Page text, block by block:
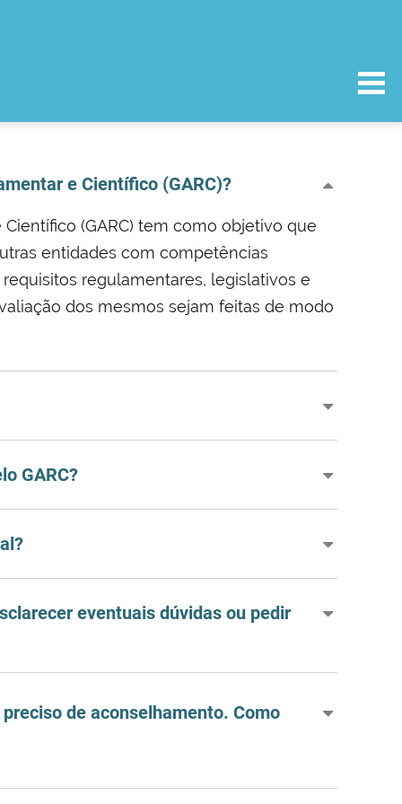
e Científico (GARC)?
(GARC) tem como objetivo que
entidades com competências
regulamentares, legislativos e
dos mesmos sejam feitas de modo
GARC?
eventuais dúvidas ou pedir
de aconselhamento. Como